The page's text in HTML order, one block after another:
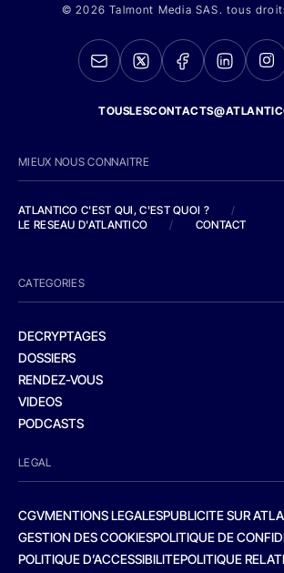
© 2026 Talmont Media SAS. tous
MIEUX NOUS CONNAITRE
ATLANTICO C'EST QUI, C'EST QUOI ?
/
LE RESEAU D'ATLANTICO
/ CONTACT
CATEGORIES
DECRYPTAGES
DOSSIERS
RENDEZ-VOUS
VIDEOS
PODCASTS
LEGAL
CGVMENTIONS LEGALESPUBLICITE SUR
GESTION DES COOKIESPOLITIQUE DE
POLITIQUE D’ACCESSIBILITEPOLITIQUE